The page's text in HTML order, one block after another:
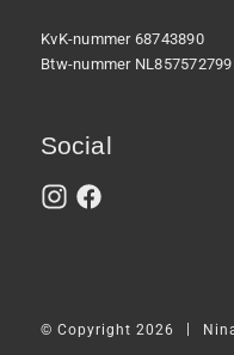
KvK-nummer 68743890
Btw-nummer
Social
© Copyright 2026